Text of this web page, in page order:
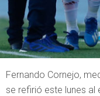
Fernando Cornejo,
se refirió este lunes al